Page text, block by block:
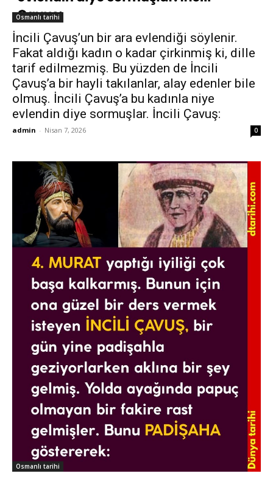
Osmanlı tarihi
İncili Çavuş’un bir ara evlendiği söylenir.
Fakat aldığı kadın o kadar çirkinmiş ki, dille
tarif edilmezmiş. Bu yüzden de İncili
Çavuş’a bir hayli takılanlar, alay edenler bile
olmuş. İncili Çavuş’a bu kadınla niye
evlendin diye sormuşlar. İncili Çavuş:
admin - Nisan 7, 2026 0
Osmanlı tarihi